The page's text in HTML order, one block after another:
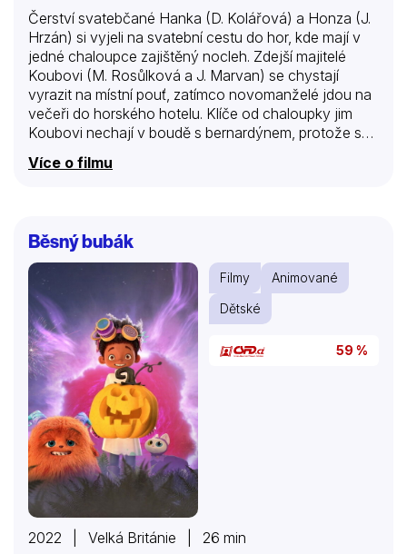
Čerství svatebčané Hanka (D. Kolářová) a Honza (J.
Hrzán) si vyjeli na svatební cestu do hor, kde mají v
jedné chaloupce zajištěný nocleh. Zdejší majitelé
Koubovi (M. Rosůlková a J. Marvan) se chystají
vyrazit na místní pouť, zatímco novomanželé jdou na
večeři do horského hotelu. Klíče od chaloupky jim
Koubovi nechají v boudě s bernardýnem, protože se
budou vracet nad ránem. Všechno by proběhlo
nadmíru šťastně, jen kdyby chtěl bernardýn vydat
Více o filmu
Běsný bubák
Filmy
Animované
Dětské
59 %
2022 | Velká Británie | 26 min